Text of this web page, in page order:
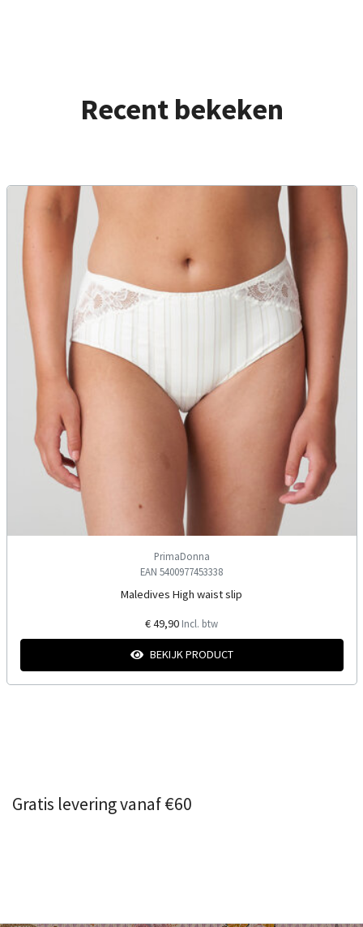
Recent bekeken
PrimaDonna
EAN 5400977453338
Maledives High waist slip
€ 49,90 Incl. btw
BEKIJK PRODUCT
Gratis levering vanaf €60